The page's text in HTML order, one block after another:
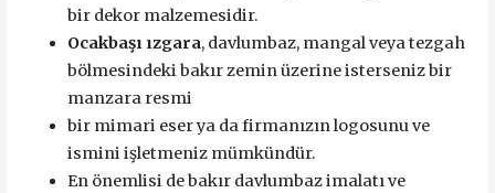
bir dekor malzemesidir.
Ocakbaşı ızgara, davlumbaz, mangal veya tezgah
bölmesindeki bakır zemin üzerine isterseniz bir
manzara resmi
bir mimari eser ya da firmanızın logosunu ve
ismini işletmeniz mümkündür.
En önemlisi de bakır davlumbaz imalatı ve